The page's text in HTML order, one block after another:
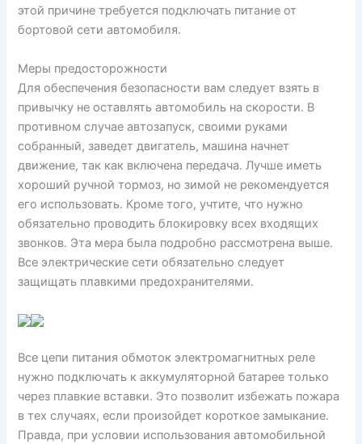
этой причине требуется подключать питание от
бортовой сети автомобиля.
Меры предосторожности
Для обеспечения безопасности вам следует взять в
привычку не оставлять автомобиль на скорости. В
противном случае автозапуск, своими руками
собранный, заведет двигатель, машина начнет
движение, так как включена передача. Лучше иметь
хороший ручной тормоз, но зимой не рекомендуется
его использовать. Кроме того, учтите, что нужно
обязательно проводить блокировку всех входящих
звонков. Эта мера была подробно рассмотрена выше.
Все электрические сети обязательно следует
защищать плавкими предохранителями.
Все цепи питания обмоток электромагнитных реле
нужно подключать к аккумуляторной батарее только
через плавкие вставки. Это позволит избежать пожара
в тех случаях, если произойдет короткое замыкание.
Правда, при условии использования автомобильной